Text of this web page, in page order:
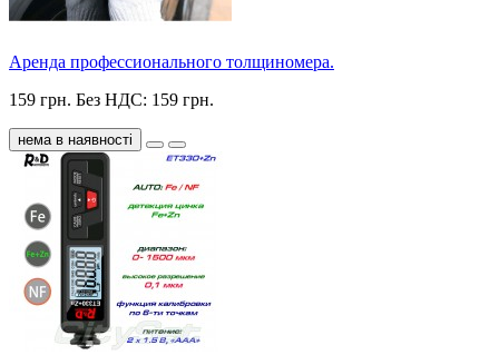
Аренда профессионального толщиномера.
159 грн. Без НДС: 159 грн.
нема в наявності